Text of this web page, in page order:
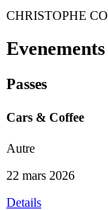
CHRISTOPHE
Passes
Cars & Coffee
Autre
22 mars 2026
Details